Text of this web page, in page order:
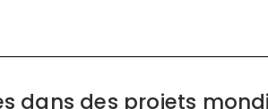
dans des projets